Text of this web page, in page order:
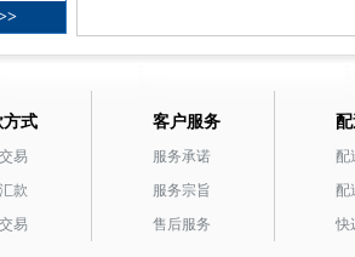
方式
易
款
易
客户服务
服务承诺
服务宗旨
售后服务
配
配
快